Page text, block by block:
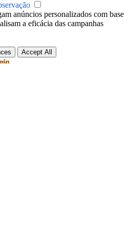
anúncios personalizados com base
a eficácia das campanhas
Accept All